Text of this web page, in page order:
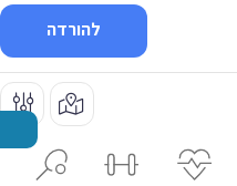
להורדה